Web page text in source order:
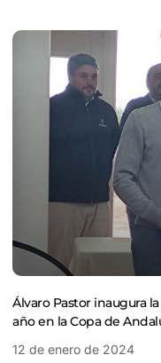
Álvaro Pastor inaugura
año en la Copa de
12 de enero de 2024